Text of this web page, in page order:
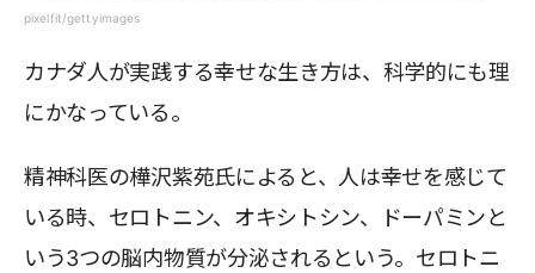
pixelfit/gettyimages
カナダ人が実践する幸せな生き方は、科学的にも理
にかなっている。
精神科医の樺沢紫苑氏によると、人は幸せを感じて
いる時、セロトニン、オキシトシン、ドーパミンと
いう3つの脳内物質が分泌されるという。セロトニ